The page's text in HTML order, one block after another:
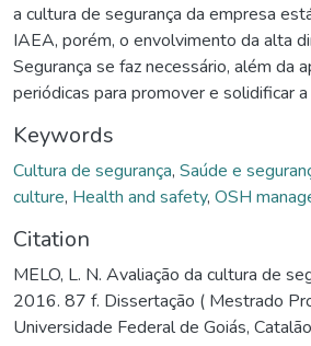
a cultura de segurança da empresa
IAEA, porém, o envolvimento da alta
Segurança se faz necessário, além da
periódicas para promover e solidificar
Keywords
Cultura de segurança, Saúde e
culture, Health and safety, OSH
Citation
MELO, L. N. Avaliação da cultura de
2016. 87 f. Dissertação ( Mestrado
Universidade Federal de Goiás,